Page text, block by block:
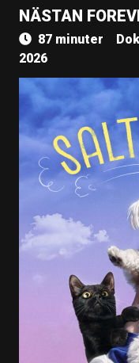
NÄSTAN
87 minuter
2026